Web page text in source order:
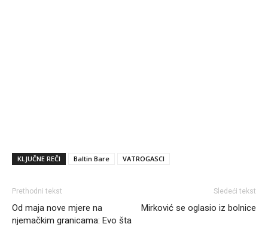
KLJUČNE REČI Baltin Bare VATROGASCI
Prethodni tekst
Od maja nove mjere na
njemačkim granicama: Evo šta
Sledeći tekst
Mirković se oglasio iz bolnice